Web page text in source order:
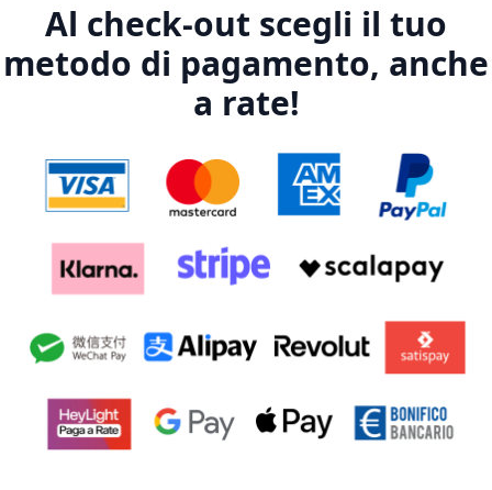
Al check-out scegli il tuo
metodo di pagamento, anche
a rate!